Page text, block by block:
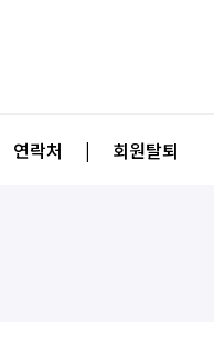
연락처 | 회원탈퇴